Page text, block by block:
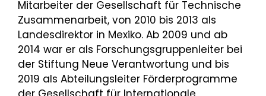
Mitarbeiter der Gesellschaft für Technische
Zusammenarbeit, von 2010 bis 2013 als
Landesdirektor in Mexiko. Ab 2009 und ab
2014 war er als Forschungsgruppenleiter bei
der Stiftung Neue Verantwortung und bis
2019 als Abteilungsleiter Förderprogramme